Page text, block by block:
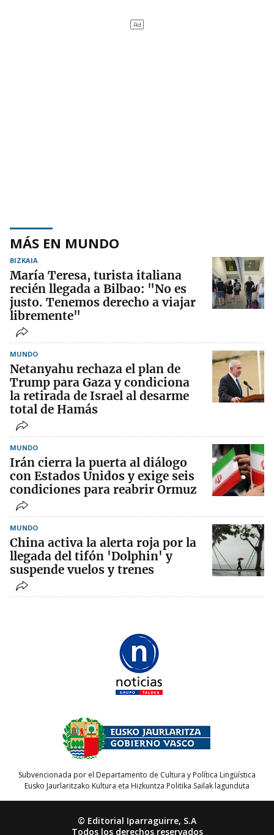
MÁS EN MUNDO
BIZKAIA
María Teresa, turista italiana
recién llegada a Bilbao: "No es
justo. Tenemos derecho a viajar
libremente"
MUNDO
Netanyahu rechaza el plan de
Trump para Gaza y condiciona
la retirada de Israel al desarme
total de Hamás
MUNDO
Irán cierra la puerta al diálogo
con Estados Unidos y exige seis
condiciones para reabrir Ormuz
MUNDO
China activa la alerta roja por la
llegada del tifón 'Dolphin' y
suspende vuelos y trenes
Subvencionada por el Departamento de Cultura y Política Lingüística
Eusko Jaurlaritzako Kultura eta Hizkuntza Politika Sailak lagunduta
© Editorial Iparraguirre, S.A
Todos los derechos reservados